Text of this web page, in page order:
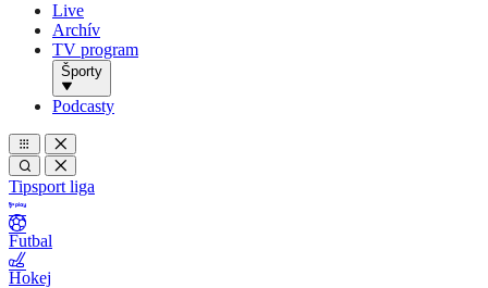
Live
Archív
TV program
Športy
Podcasty
Tipsport liga
Futbal
Hokej